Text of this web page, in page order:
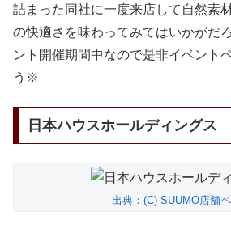
詰まった同社に一度来店して自然素
の快適さを味わってみてはいかがだ
ント開催期間中なので是非イベント
う※
日本ハウスホールディングス
出典：(C) SUUMO店舗